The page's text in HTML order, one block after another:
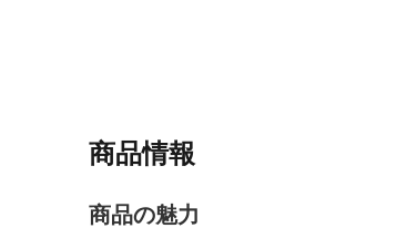
商品情報
商品の魅力